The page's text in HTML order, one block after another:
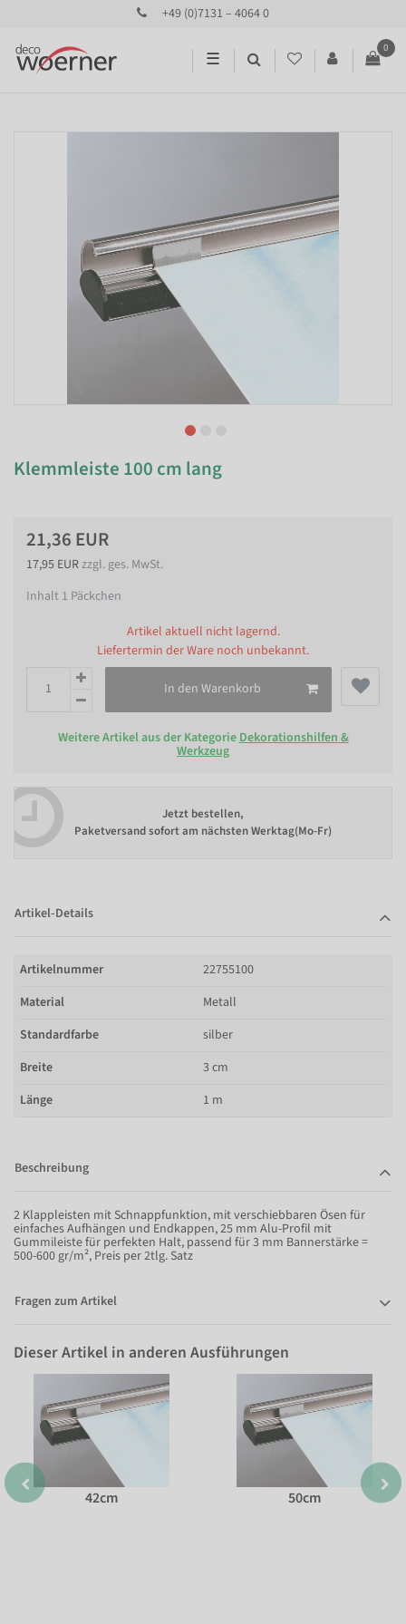
+49 (0)7131 – 4064 0
☰
0
Klemmleiste 100 cm lang
21,36 EUR
17,95 EURzzgl. ges. MwSt.
Inhalt 1 Päckchen
Artikel aktuell nicht lagernd.
Liefertermin der Ware noch unbekannt.
In den Warenkorb
Weitere Artikel aus der Kategorie Dekorationshilfen &
Werkzeug
Jetzt bestellen,
Paketversand sofort am nächsten Werktag(Mo-Fr)
Artikel-Details
Artikelnummer
22755100
Material
Metall
Standardfarbe
silber
Breite
3 cm
Länge
1 m
Beschreibung
2 Klappleisten mit Schnappfunktion, mit verschiebbaren Ösen für
einfaches Aufhängen und Endkappen, 25 mm Alu-Profil mit
Gummileiste für perfekten Halt, passend für 3 mm Bannerstärke =
500-600 gr/m², Preis per 2tlg. Satz
Fragen zum Artikel
Dieser Artikel in anderen Ausführungen
42cm 50cm